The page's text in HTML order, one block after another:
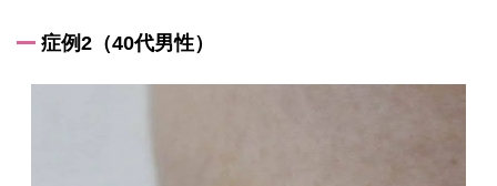
症例2（40代男性）